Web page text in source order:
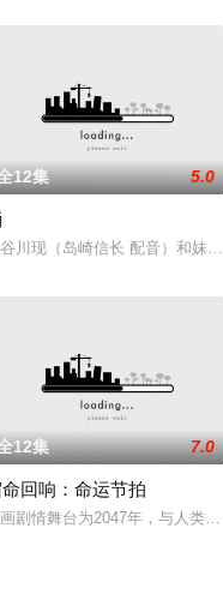
叛乱中出逃，脱离穹冥魔族掌
12集 5.0
川现（岛崎信长 配音）和妹
侑,柚木凉香,新垣
虽然很多时候被介绍为18禁，
12集 7.0
回响：命运节拍
剧情舞台为2047年，与人类